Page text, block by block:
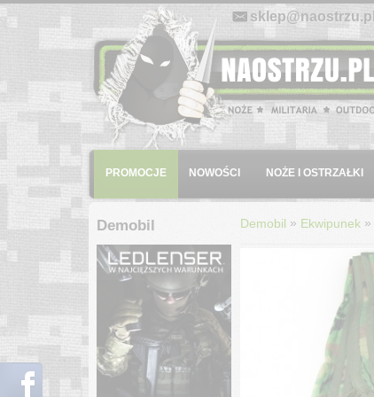
E-mail:
sklep@naostrzu.pl
Menu
PROMOCJE NOWOŚCI NOŻE I OSTRZAŁKI
Demobil Demobil » Ekwipunek»